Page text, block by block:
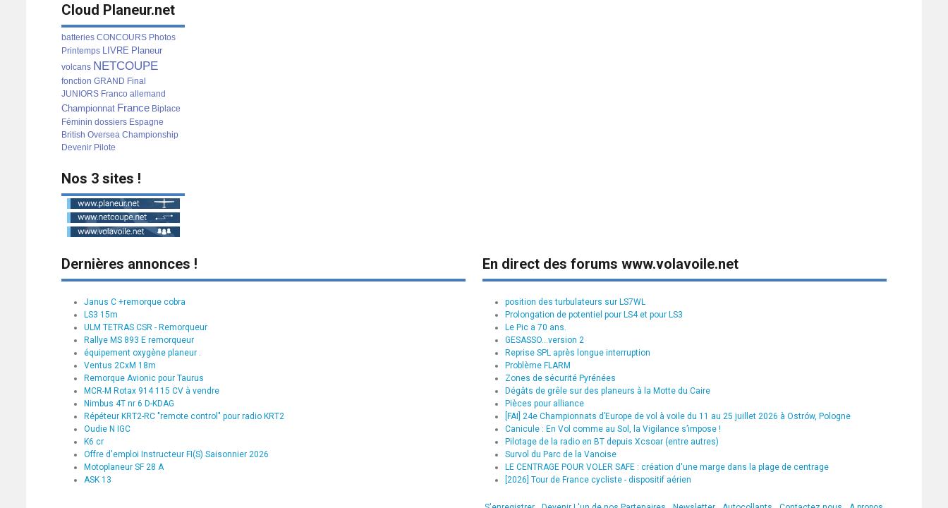
Cloud Planeur.net
batteries CONCOURS Photos
Printemps LIVRE Planeur
volcans NETCOUPE
fonction GRAND Final
JUNIORS Franco allemand
Championnat France Biplace
Féminin dossiers Espagne
British Oversea Championship
Devenir Pilote
Nos 3 sites !
Dernières annonces !
Janus C +remorque cobra
LS3 15m
ULM TETRAS CSR - Remorqueur
Rallye MS 893 E remorqueur
équipement oxygène planeur .
Ventus 2CxM 18m
Remorque Avionic pour Taurus
MCR-M Rotax 914 115 CV à vendre
Nimbus 4T nr 6 D-KDAG
Répéteur KRT2-RC "remote control" pour radio KRT2
Oudie N IGC
K6 cr
Offre d'emploi Instructeur FI(S) Saisonnier 2026
Motoplaneur SF 28 A
ASK 13
En direct des forums www.volavoile.net
position des turbulateurs sur LS7WL
Prolongation de potentiel pour LS4 et pour LS3
Le Pic a 70 ans.
GESASSO...version 2
Reprise SPL après longue interruption
Problème FLARM
Zones de sécurité Pyrénées
Dégâts de grêle sur des planeurs à la Motte du Caire
Pièces pour alliance
[FAI] 24e Championnats d’Europe de vol à voile du 11 au 25 juillet 2026 à Ostrów, Pologne
Canicule : En Vol comme au Sol, la Vigilance s’impose !
Pilotage de la radio en BT depuis Xcsoar (entre autres)
Survol du Parc de la Vanoise
LE CENTRAGE POUR VOLER SAFE : création d'une marge dans la plage de centrage
[2026] Tour de France cycliste - dispositif aérien